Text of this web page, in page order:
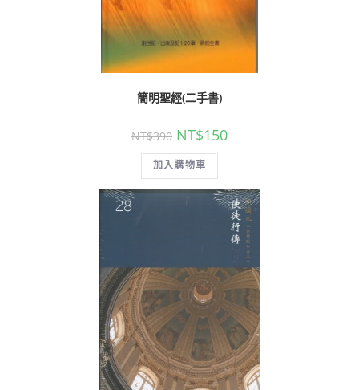
簡明聖經(二手書)
NT$390 NT$150
加入購物車